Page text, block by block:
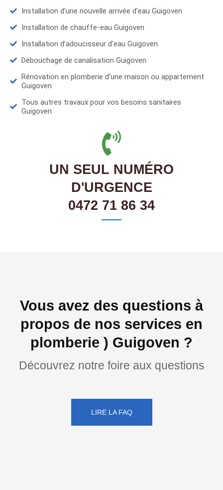
Installation d'une nouvelle arrivée d'eau Guigoven
Installation de chauffe-eau Guigoven
Installation d’adoucisseur d'eau Guigoven
Débouchage de canalisation Guigoven
Rénovation en plomberie d'une maison ou appartement
Guigoven
Tous autres travaux pour vos besoins sanitaires
Guigoven
UN SEUL NUMÉRO
D'URGENCE
0472 71 86 34
Vous avez des questions à
propos de nos services en
plomberie ) Guigoven ?
Découvrez notre foire aux questions
LIRE LA FAQ